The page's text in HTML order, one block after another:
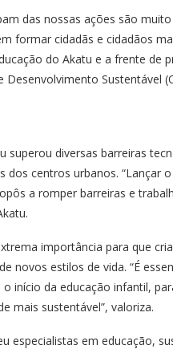
das nossas ações são
formar cidadãs e cidadãos
do Akatu e a frente de
Sustentável
superou diversas barreiras
dos centros urbanos.
a romper barreiras e
importância para que
novos estilos de vida. “É
início da educação infantil,
mais sustentável”, valoriza.
especialistas em educação,